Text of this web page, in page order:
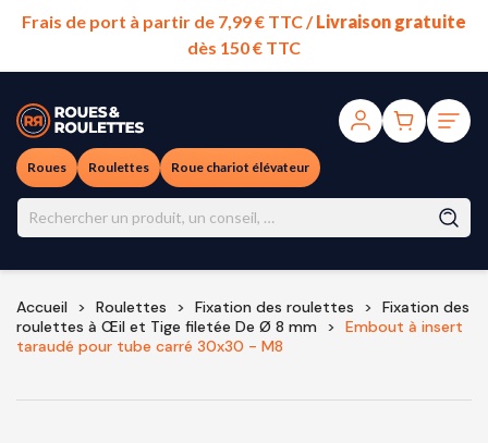
Frais de port à partir de 7,99 € TTC /Livraison gratuite
dès 150 € TTC
Roues Roulettes Roue chariot élévateur
Accueil Roulettes Fixation des roulettes
Fixation des
roulettes à Œil et Tige filetée De Ø 8 mm
Embout à insert
taraudé pour tube carré 30x30 - M8